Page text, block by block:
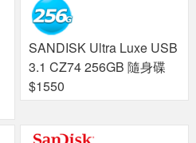
SANDISK Ultra Luxe USB
3.1 CZ74 256GB 隨身碟
$1550